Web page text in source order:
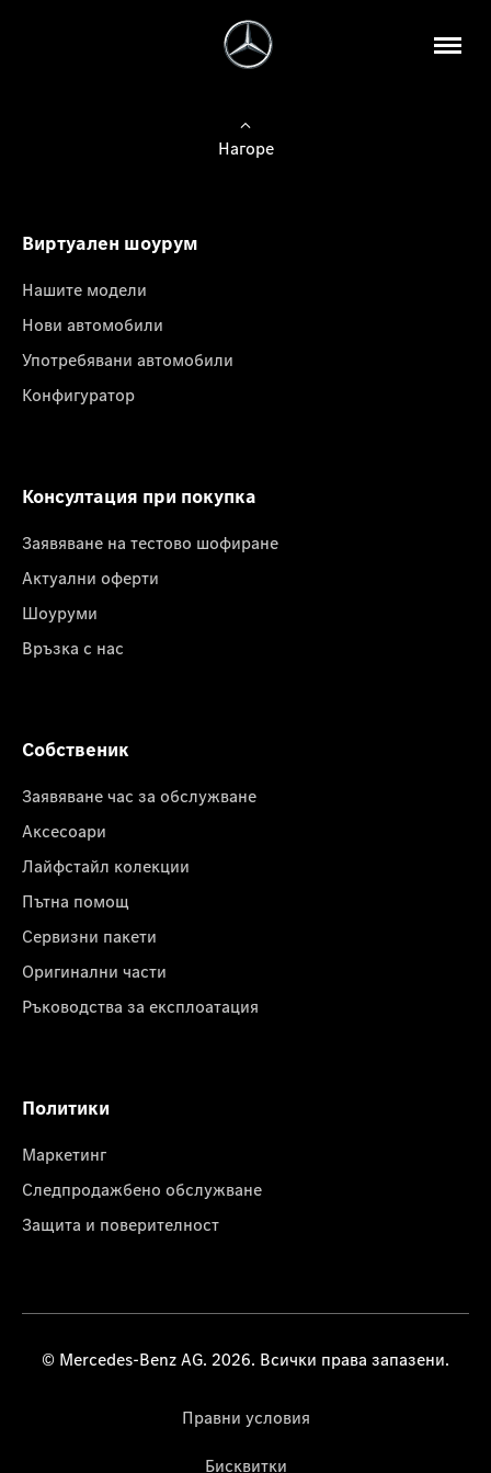
Нагоре
Виртуален шоурум
Нашите модели
Нови автомобили
Употребявани автомобили
Конфигуратор
Консултация при покупка
Заявяване на тестово шофиране
Актуални оферти
Шоуруми
Връзка с нас
Собственик
Заявяване час за обслужване
Аксесоари
Лайфстайл колекции
Пътна помощ
Сервизни пакети
Оригинални части
Ръководства за експлоатация
Политики
Маркетинг
Следпродажбено обслужване
Защита и поверителност
© Mercedes-Benz AG. 2026. Всички права запазени.
Правни условия
Бисквитки